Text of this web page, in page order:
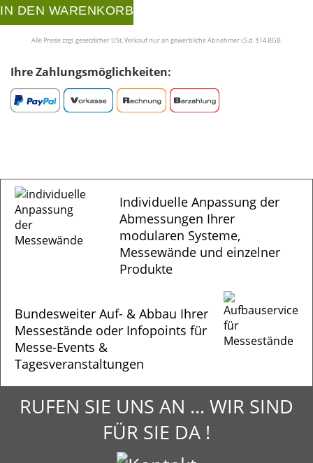
IN DEN WARENKORB
Alle Preise zzgl. gesetzlicher USt. Verkauf nur an gewerbliche Abnehmer i.S.d. §14 BGB.
Ihre Zahlungsmöglichkeiten:
Individuelle Anpassung der
Abmessungen Ihrer
modularen Systeme,
Messewände und einzelner
Produkte
Bundesweiter Auf- & Abbau Ihrer
Messestände oder Infopoints für
Messe-Events &
Tagesveranstaltungen
RUFEN SIE UNS AN ... WIR SIND
FÜR SIE DA !